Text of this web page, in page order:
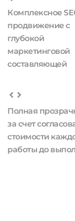
Комплексное
продвижение с
глубокой
маркетинговой
составляющей
Полная
за счет
стоимости
работы до